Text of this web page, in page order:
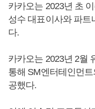
카카오는 2023년 초
성수 대표이사와 파트
다.
카카오는 2023년 2월
통해 SM엔터테인먼
공했다.